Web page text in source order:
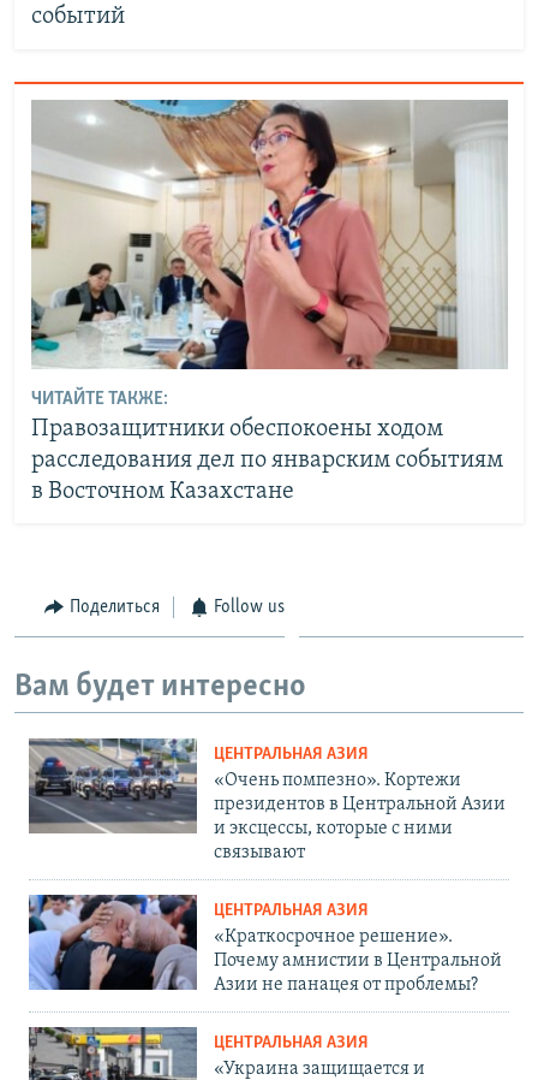
событий
ЧИТАЙТЕ ТАКЖЕ:
Правозащитники обеспокоены ходом
расследования дел по январским событиям
в Восточном Казахстане
Поделиться Follow us
Вам будет интересно
ЦЕНТРАЛЬНАЯ АЗИЯ
«Очень помпезно». Кортежи
президентов в Центральной Азии
и эксцессы, которые с ними
связывают
ЦЕНТРАЛЬНАЯ АЗИЯ
«Краткосрочное решение».
Почему амнистии в Центральной
Азии не панацея от проблемы?
ЦЕНТРАЛЬНАЯ АЗИЯ
«Украина защищается и